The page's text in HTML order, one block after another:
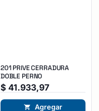
201 PRIVE CERRADURA
DOBLE PERNO
$ 41.933,97
Agregar